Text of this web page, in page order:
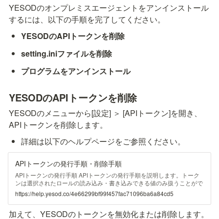
YESODのオンプレミスエージェントをアンインストール
するには、以下の手順を完了してください。
YESODのAPIトークンを削除
setting.iniファイルを削除
プログラムをアンインストール
YESODのAPIトークンを削除
YESODのメニューから[設定] ＞ [APIトークン]を開き、
APIトークンを削除します。
詳細は以下のヘルプページをご参照ください。
APIトークンの発行手順・削除手順
APIトークンの発行手順 APIトークンの発行手順を説明します。トーク
ンは選択されたロールの読み込み・書き込みできる値のみ扱うことがで
きます サイドメニューの「設定」の「APIトークン」タブを開き、
「APIトークンを追加」ボタンを押下します。 APIトークン名称の入力
と実行ロールを選択し保存します。 発行され
https://help.yesod.co/4e66299bf99f457fac71096ba6a84cd5
加えて、YESODのトークンを無効化または削除します。